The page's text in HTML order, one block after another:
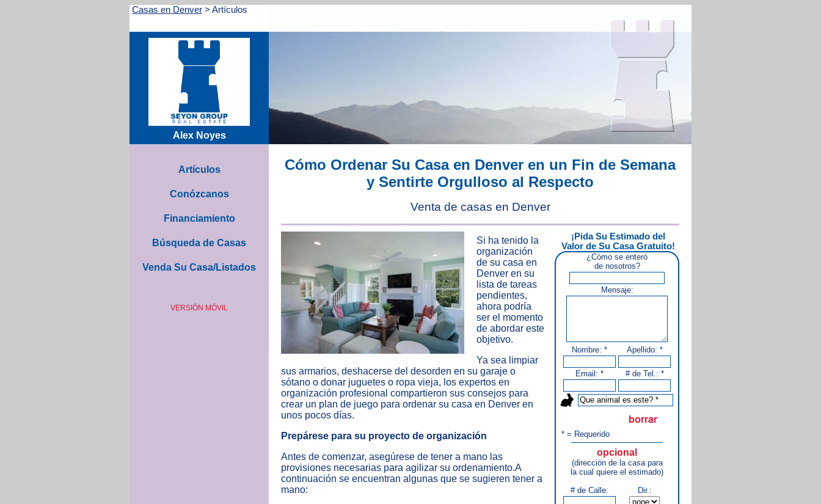
Casas en Denver > Artículos
Alex Noyes
Cómo Ordenar Su Casa en Denver en un Fin de Semana
y Sentirte Orgulloso al Respecto
Venta de casas en Denver
Artículos
Conózcanos
Financiamiento
Búsqueda de Casas
Venda Su Casa/Listados
VERSIÓN MÓVIL
¡Pida Su Estimado del
Valor de Su Casa Gratuito!
¿Cómo se enteró
de nosotros?
Mensaje:
Nombre: * Apellido: *
Email: * # de Tel.: *
* = Requerido
opcional
(dirección de la casa para
la cual quiere el estimado)
# de Calle:
Dir.:
Si ha tenido la
organización
de su casa en
Denver en su
lista de tareas
pendientes,
ahora podría
ser el momento
de abordar este
objetivo.
Ya sea limpiar
sus armarios, deshacerse del desorden en su garaje o
sótano o donar juguetes o ropa vieja, los expertos en
organización profesional compartieron sus consejos para
crear un plan de juego para ordenar su casa en Denver en
unos pocos días.
Prepárese para su proyecto de organización
Antes de comenzar, asegúrese de tener a mano las
provisiones necesarias para agilizar su ordenamiento.A
continuación se encuentran algunas que se sugieren tener a
mano: